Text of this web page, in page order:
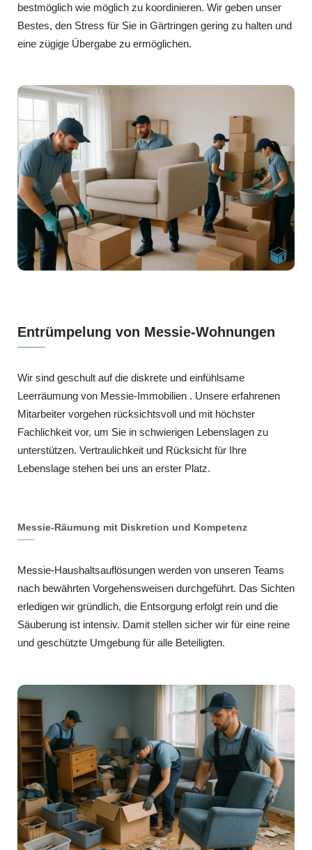
bestmöglich wie möglich zu koordinieren. Wir geben unser
Bestes, den Stress für Sie in Gärtringen gering zu halten und
eine zügige Übergabe zu ermöglichen.
Entrümpelung von Messie-Wohnungen
Wir sind geschult auf die diskrete und einfühlsame
Leerräumung von Messie-Immobilien . Unsere erfahrenen
Mitarbeiter vorgehen rücksichtsvoll und mit höchster
Fachlichkeit vor, um Sie in schwierigen Lebenslagen zu
unterstützen. Vertraulichkeit und Rücksicht für Ihre
Lebenslage stehen bei uns an erster Platz.
Messie-Räumung mit Diskretion und Kompetenz
Messie-Haushaltsauflösungen werden von unseren Teams
nach bewährten Vorgehensweisen durchgeführt. Das Sichten
erledigen wir gründlich, die Entsorgung erfolgt rein und die
Säuberung ist intensiv. Damit stellen sicher wir für eine reine
und geschützte Umgebung für alle Beteiligten.